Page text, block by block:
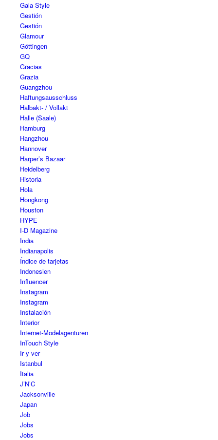
Gala Style
Gestión
Gestión
Glamour
Göttingen
GQ
Gracias
Grazia
Guangzhou
Haftungsausschluss
Halbakt- / Vollakt
Halle (Saale)
Hamburg
Hangzhou
Hannover
Harper’s Bazaar
Heidelberg
Historia
Hola
Hongkong
Houston
HYPE
I-D Magazine
India
Indianapolis
Índice de tarjetas
Indonesien
Influencer
Instagram
Instagram
Instalación
Interior
Internet-Modelagenturen
InTouch Style
Ir y ver
Istanbul
Italia
J’N’C
Jacksonville
Japan
Job
Jobs
Jobs